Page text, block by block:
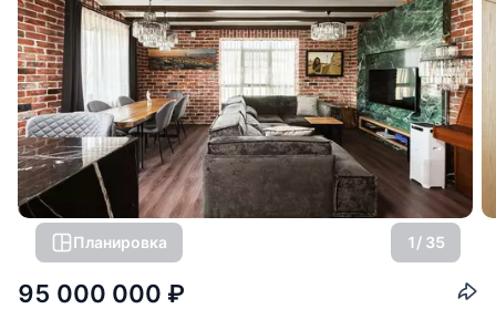
Планировка 1/ 35
95 000 000 ₽